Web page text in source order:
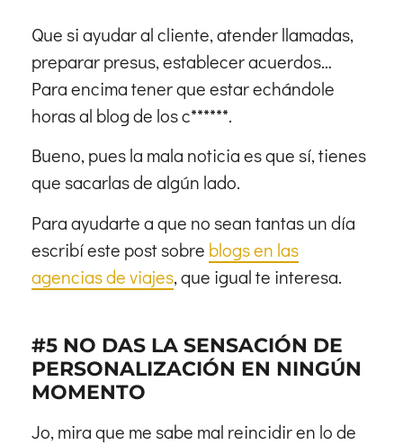
Que si ayudar al cliente, atender llamadas,
preparar presus, establecer acuerdos…
Para encima tener que estar echándole
horas al blog de los c******.
Bueno, pues la mala noticia es que sí, tienes
que sacarlas de algún lado.
Para ayudarte a que no sean tantas un día
escribí este post sobre blogs en las
agencias de viajes, que igual te interesa.
#5 NO DAS LA SENSACIÓN DE
PERSONALIZACIÓN EN NINGÚN
MOMENTO
Jo, mira que me sabe mal reincidir en lo de